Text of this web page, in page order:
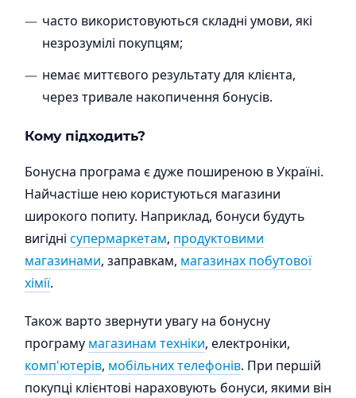
часто використовуються складні умови, які
незрозумілі покупцям;
немає миттєвого результату для клієнта,
через тривале накопичення бонусів.
Кому підходить?
Бонусна програма є дуже поширеною в Україні.
Найчастіше нею користуються магазини
широкого попиту. Наприклад, бонуси будуть
вигідні супермаркетам, продуктовими
магазинами, заправкам, магазинах побутової
хімії.
Також варто звернути увагу на бонусну
програму магазинам техніки, електроніки,
комп'ютерів, мобільних телефонів. При першій
покупці клієнтові нараховують бонуси, якими він